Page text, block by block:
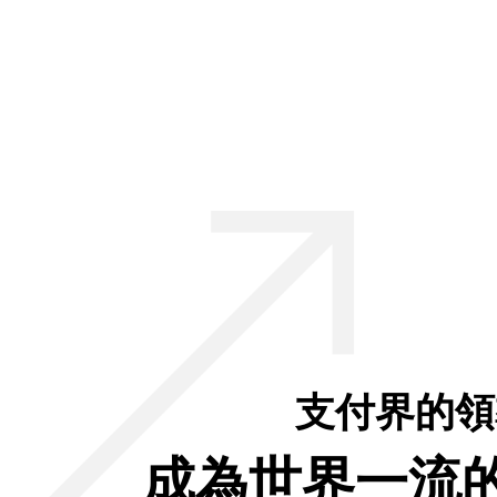
支付界的
成為世界一流